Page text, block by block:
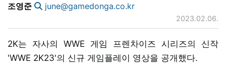
조영준 june@gamedonga.co.kr
2023.02.06.
2K는 자사의 WWE 게임 프렌차이즈 시리즈의 신작
'WWE 2K23'의 신규 게임플레이 영상을 공개했다.